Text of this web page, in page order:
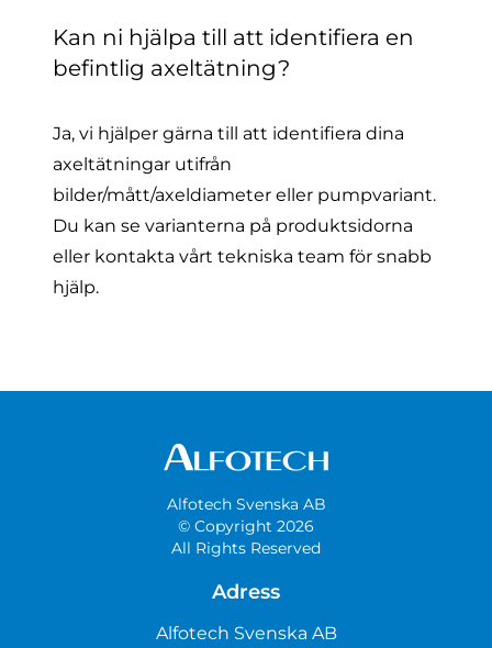
Kan ni hjälpa till att identifiera en
befintlig axeltätning?
Ja, vi hjälper gärna till att identifiera dina
axeltätningar utifrån
bilder/mått/axeldiameter eller pumpvariant.
Du kan se varianterna på produktsidorna
eller kontakta vårt tekniska team för snabb
hjälp.
Alfotech Svenska AB
© Copyright 2026
All Rights Reserved
Adress
Alfotech Svenska AB